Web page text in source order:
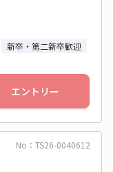
新卒・第二新卒歓迎
エントリー
No：TS26-0040612